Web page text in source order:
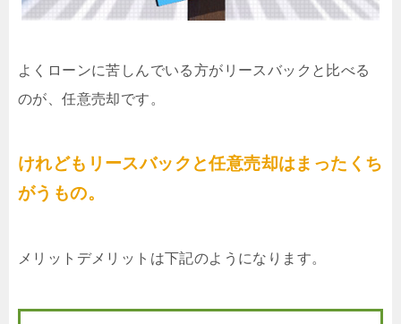
よくローンに苦しんでいる方がリースバックと比べる
のが、任意売却です。
けれどもリースバックと任意売却はまったくち
がうもの。
メリットデメリットは下記のようになります。